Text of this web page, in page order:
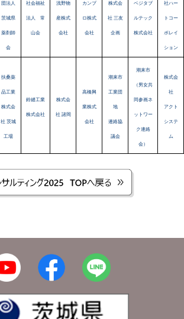
団法人
茨城県
薬剤師
会
社会福祉
法人 常
山会
浅野物
産株式
会社
カンプ
ロ株式
会社
株式会
社 三友
企画
ベジタブ
ルテック
株式会社
社ハー
トコー
ポレイ
ション
扶桑薬
品工業
株式会
社 茨城
工場
鈴縫工業
株式会社
株式会
社 諸岡
高橋興
業株式
会社
潮来市
工業団
地
連絡協
議会
潮来市
（男女共
同参画ネ
ットワー
ク連絡
会）
株式会
社
アクト
システ
ム